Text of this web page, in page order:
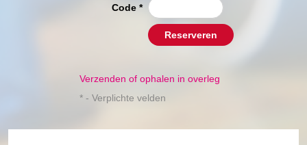
Code *
Reserveren
Verzenden of ophalen in overleg
* - Verplichte velden